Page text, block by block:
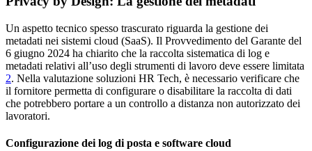
Un aspetto tecnico spesso trascurato riguarda la gestione dei
metadati nei sistemi cloud (SaaS). Il Provvedimento del Garante del
6 giugno 2024 ha chiarito che la raccolta sistematica di log e
metadati relativi all’uso degli strumenti di lavoro deve essere limitata
2. Nella valutazione soluzioni HR Tech, è necessario verificare che
il fornitore permetta di configurare o disabilitare la raccolta di dati
che potrebbero portare a un controllo a distanza non autorizzato dei
lavoratori.
Configurazione dei log di posta e software cloud